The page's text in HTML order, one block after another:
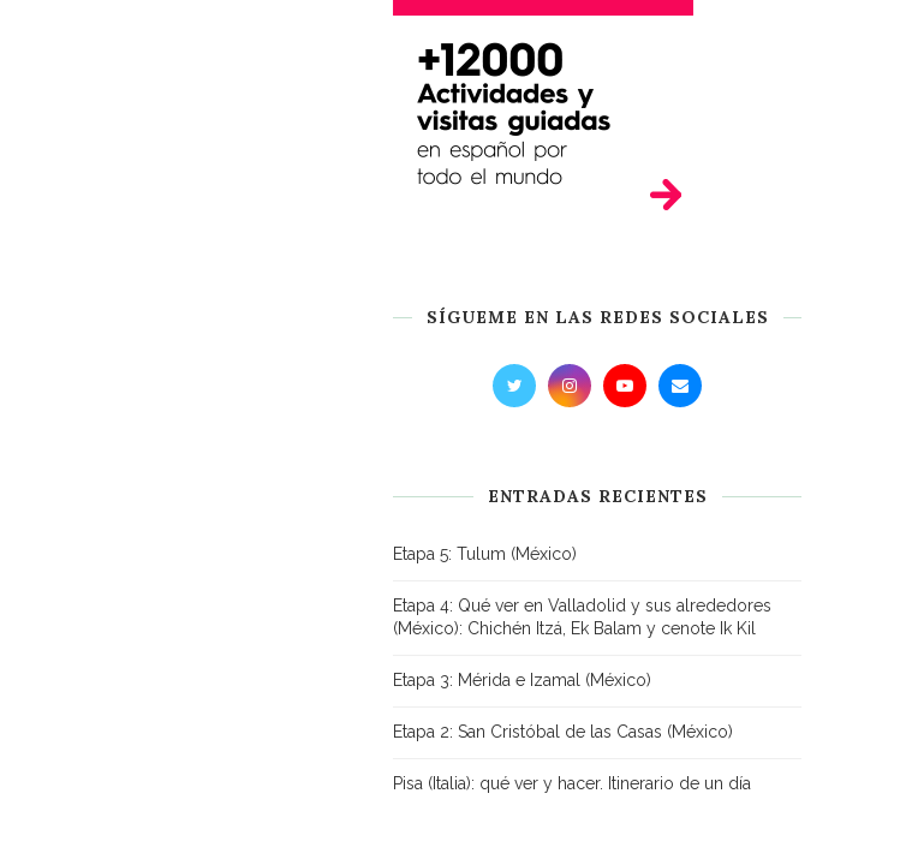
SÍGUEME EN LAS REDES SOCIALES
ENTRADAS RECIENTES
Etapa 5: Tulum (México)
Etapa 4: Qué ver en Valladolid y sus alrededores
(México): Chichén Itzá, Ek Balam y cenote Ik Kil
Etapa 3: Mérida e Izamal (México)
Etapa 2: San Cristóbal de las Casas (México)
Pisa (Italia): qué ver y hacer. Itinerario de un día